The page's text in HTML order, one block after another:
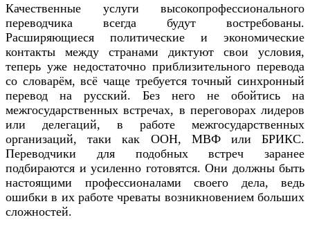
Качественные услуги высокопрофессионального
переводчика всегда будут востребованы.
Расширяющиеся политические и экономические
контакты между странами диктуют свои условия,
теперь уже недостаточно приблизительного перевода
со словарём, всё чаще требуется точный синхронный
перевод на русский. Без него не обойтись на
межгосударственных встречах, в переговорах лидеров
или делегаций, в работе межгосударственных
организаций, таки как ООН, МВФ или БРИКС.
Переводчики для подобных встреч заранее
подбираются и усиленно готовятся. Они должны быть
настоящими профессионалами своего дела, ведь
ошибки в их работе чреваты возникновением больших
сложностей.